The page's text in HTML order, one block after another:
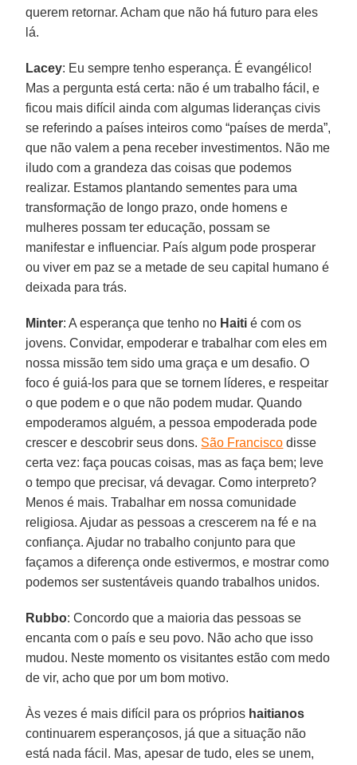
querem retornar. Acham que não há futuro para eles
lá.
Lacey: Eu sempre tenho esperança. É evangélico!
Mas a pergunta está certa: não é um trabalho fácil, e
ficou mais difícil ainda com algumas lideranças civis
se referindo a países inteiros como “países de merda”,
que não valem a pena receber investimentos. Não me
iludo com a grandeza das coisas que podemos
realizar. Estamos plantando sementes para uma
transformação de longo prazo, onde homens e
mulheres possam ter educação, possam se
manifestar e influenciar. País algum pode prosperar
ou viver em paz se a metade de seu capital humano é
deixada para trás.
Minter: A esperança que tenho no Haiti é com os
jovens. Convidar, empoderar e trabalhar com eles em
nossa missão tem sido uma graça e um desafio. O
foco é guiá-los para que se tornem líderes, e respeitar
o que podem e o que não podem mudar. Quando
empoderamos alguém, a pessoa empoderada pode
crescer e descobrir seus dons. São Francisco disse
certa vez: faça poucas coisas, mas as faça bem; leve
o tempo que precisar, vá devagar. Como interpreto?
Menos é mais. Trabalhar em nossa comunidade
religiosa. Ajudar as pessoas a crescerem na fé e na
confiança. Ajudar no trabalho conjunto para que
façamos a diferença onde estivermos, e mostrar como
podemos ser sustentáveis quando trabalhos unidos.
Rubbo: Concordo que a maioria das pessoas se
encanta com o país e seu povo. Não acho que isso
mudou. Neste momento os visitantes estão com medo
de vir, acho que por um bom motivo.
Às vezes é mais difícil para os próprios haitianos
continuarem esperançosos, já que a situação não
está nada fácil. Mas, apesar de tudo, eles se unem,